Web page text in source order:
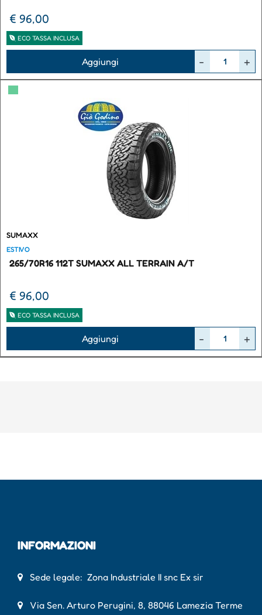
€ 96,00
ECO TASSA INCLUSA
Aggiungi
▀
SUMAXX
ESTIVO
265/70R16 112T SUMAXX ALL TERRAIN A/T
€ 96,00
ECO TASSA INCLUSA
Aggiungi
INFORMAZIONI
Sede legale: Zona Industriale II snc Ex sir
Via Sen. Arturo Perugini, 8, 88046 Lamezia Terme